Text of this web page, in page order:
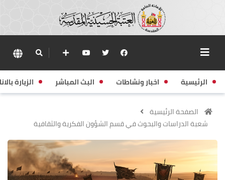
الرئيسية اخبار ونشاطات البث المباشر الزيارة
الصفحة الرئيسية
شعبة الدراسات والبحوث في قسم الشؤون الفكرية والثقافية